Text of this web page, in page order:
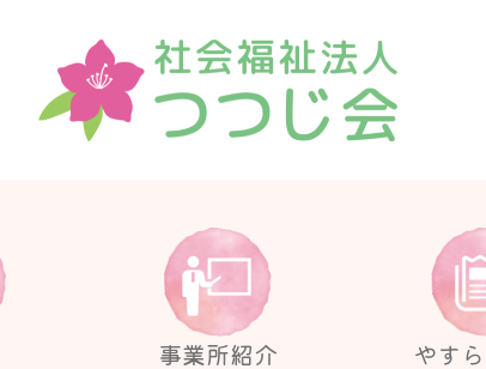
事業所紹介 やす